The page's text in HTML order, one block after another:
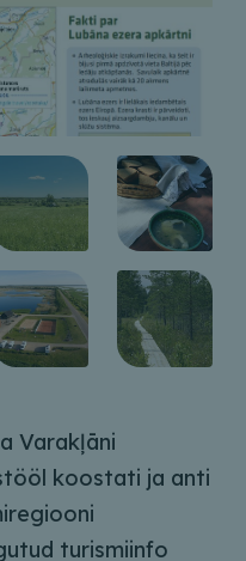
Varakļāni
koostati ja anti
turismiinfo